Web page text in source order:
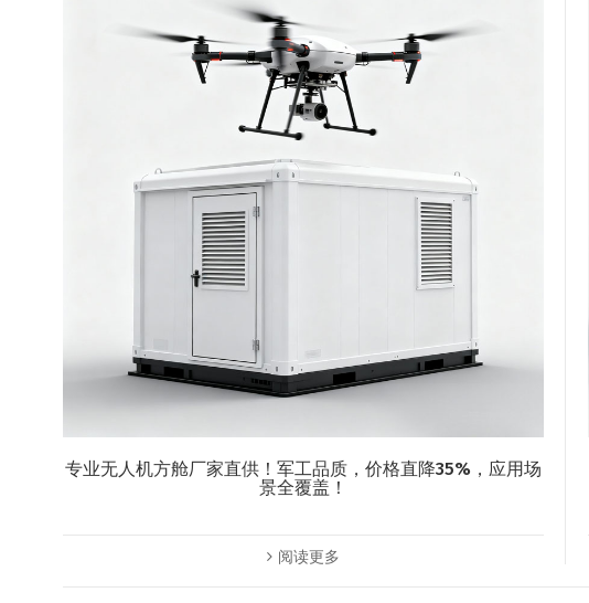
专业无人机方舱厂家直供！军工品质，价格直降35%，应用场
景全覆盖！
阅读更多